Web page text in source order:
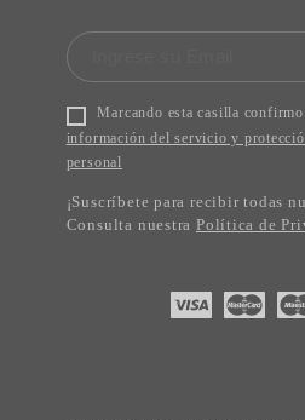
Marcando esta casilla
información del servicio y
personal
¡Suscríbete para recibir todas
Consulta nuestra Política de